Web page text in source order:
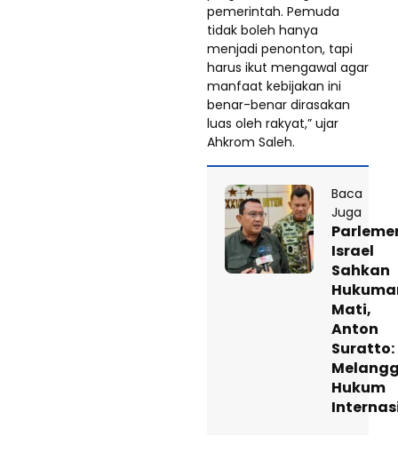
pemerintah. Pemuda
tidak boleh hanya
menjadi penonton, tapi
harus ikut mengawal agar
manfaat kebijakan ini
benar-benar dirasakan
luas oleh rakyat,” ujar
Ahkrom Saleh.
Baca
Juga
Israel
Sahkan
Mati,
Anton
Suratto:
Hukum